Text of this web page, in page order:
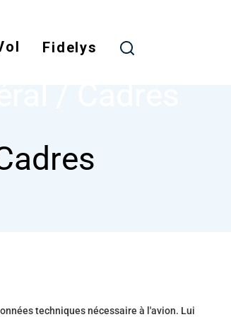
contenu
Fidelys
/ CADRES
techniques nécessaire à l'avion. Lui